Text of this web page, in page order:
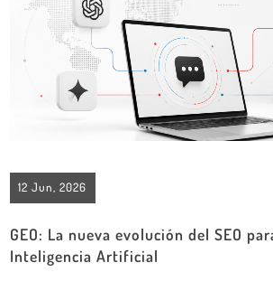
12 Jun, 2026
GEO: La nueva evolución del SEO
Inteligencia Artificial